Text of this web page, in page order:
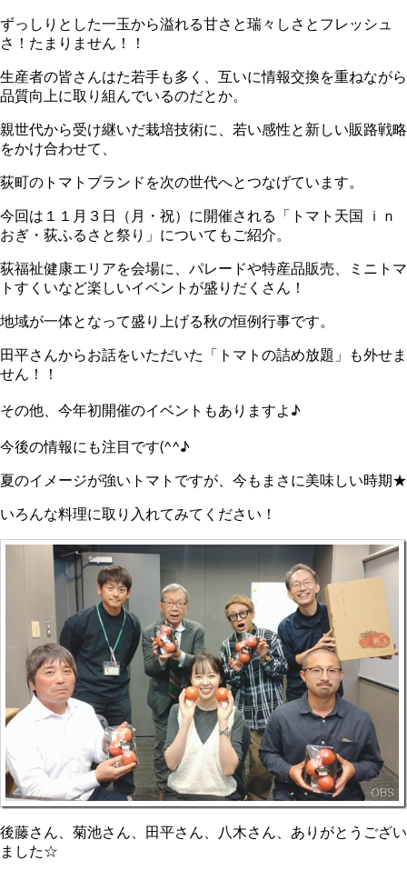
ずっしりとした一玉から溢れる甘さと瑞々しさとフレッシュ
さ！たまりません！！
生産者の皆さんはた若手も多く、互いに情報交換を重ねながら
品質向上に取り組んでいるのだとか。
親世代から受け継いだ栽培技術に、若い感性と新しい販路戦略
をかけ合わせて、
荻町のトマトブランドを次の世代へとつなげています。
今回は１１月３日（月・祝）に開催される「トマト天国 ｉｎ
おぎ・荻ふるさと祭り」についてもご紹介。
荻福祉健康エリアを会場に、パレードや特産品販売、ミニトマ
トすくいなど楽しいイベントが盛りだくさん！
地域が一体となって盛り上げる秋の恒例行事です。
田平さんからお話をいただいた「トマトの詰め放題」も外せま
せん！！
その他、今年初開催のイベントもありますよ♪
今後の情報にも注目です(^^♪
夏のイメージが強いトマトですが、今もまさに美味しい時期★
いろんな料理に取り入れてみてください！
後藤さん、菊池さん、田平さん、八木さん、ありがとうござい
ました☆